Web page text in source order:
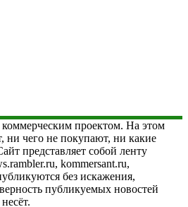
проектом. На этом
ни чего не покупают, ни какие
представляет собой ленту
kommersant.ru,
без искажения,
публикуемых новостей